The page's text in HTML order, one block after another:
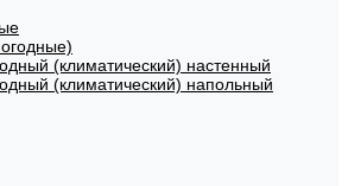
(климатический) настенный
(климатический) напольный